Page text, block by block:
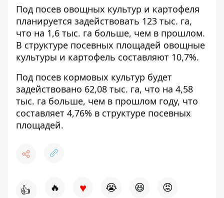
Под посев овощных культур и картофеля
планируется задействовать 123 тыс. га,
что на 1,6 тыс. га больше, чем в прошлом.
В структуре посевных площадей овощные
культуры и картофель составляют 10,7%.
Под посев кормовых культур будет
задействовано 62,08 тыс. га, что на 4,58
тыс. га больше, чем в прошлом году, что
составляет 4,76% в структуре посевных
площадей.
👍 🔥 ♥ 😭 😆 😡